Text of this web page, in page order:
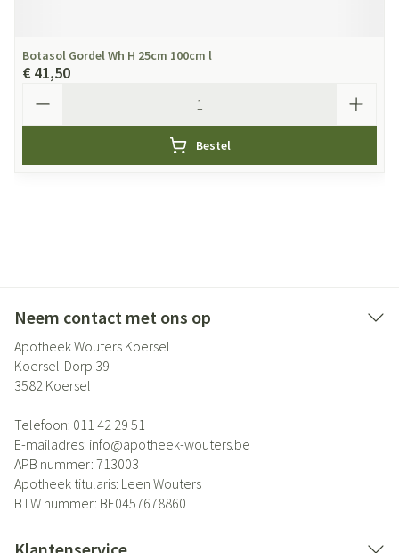
Botasol Gordel Wh H 25cm 100cm l
€ 41,50
Bestel
Neem contact met ons op
Apotheek Wouters Koersel
Koersel-Dorp 39
3582 Koersel
Telefoon: 011 42 29 51
E-mailadres: info@apotheek-wouters.be
APB nummer: 713003
Apotheek titularis: Leen Wouters
BTW nummer: BE0457678860